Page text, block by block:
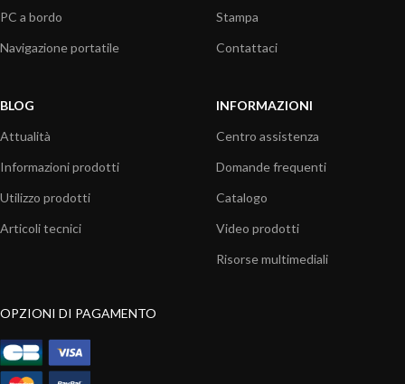
PC a bordo
Navigazione portatile
Stampa
Contattaci
BLOG
Attualità
Informazioni prodotti
Utilizzo prodotti
Articoli tecnici
INFORMAZIONI
Centro assistenza
Domande frequenti
Catalogo
Video prodotti
Risorse multimediali
OPZIONI DI PAGAMENTO